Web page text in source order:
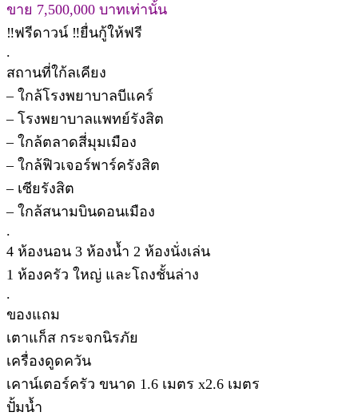
ขาย 7,500,000 บาทเท่านั้น
‼️ฟรีดาวน์ ‼️ยื่นกู้ให้ฟรี
.
สถานที่ใก้ลเคียง
– ใกล้โรงพยาบาลบีแคร์
– โรงพยาบาลแพทย์รังสิต
– ใกล้ตลาดสี่มุมเมือง
– ใกล้ฟิวเจอร์พาร์ครังสิต
– เซียรังสิต
– ใกล้สนามบินดอนเมือง
.
4 ห้องนอน 3 ห้องน้ำ 2 ห้องนั่งเล่น
1 ห้องครัว ใหญ่ และโถงชั้นล่าง
.
ของแถม
เตาแก็ส กระจกนิรภัย
เครื่องดูดควัน
เคาน์เตอร์ครัว ขนาด 1.6 เมตร x2.6 เมตร
ปั้มน้ำ